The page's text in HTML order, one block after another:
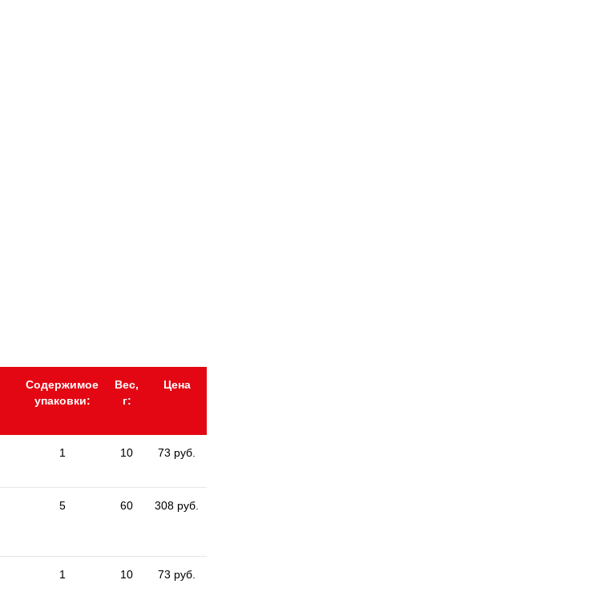
Содержимое
упаковки:
Вес,
г:
Цена
1 10 73 руб.
5 60 308 руб.
1 10 73 руб.